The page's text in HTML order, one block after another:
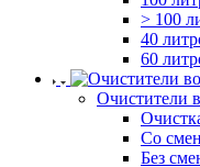
> 100
40
60
Очистители
Cо
Без